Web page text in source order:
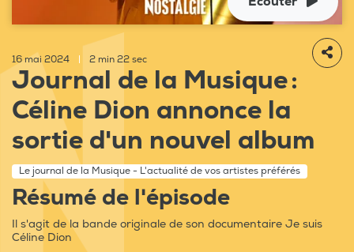
16 mai 2024 2 min 22 sec
Journal de la Musique :
Céline Dion annonce la
sortie d'un nouvel album
Le journal de la Musique - L'actualité de vos artistes préférés
Résumé de l'épisode
Il s'agit de la bande originale de son documentaire Je suis
Céline Dion